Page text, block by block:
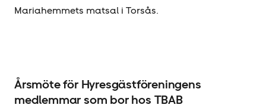
Mariahemmets matsal i Torsås.
Årsmöte för Hyresgäst­föreningens
medlemmar som bor hos TBAB